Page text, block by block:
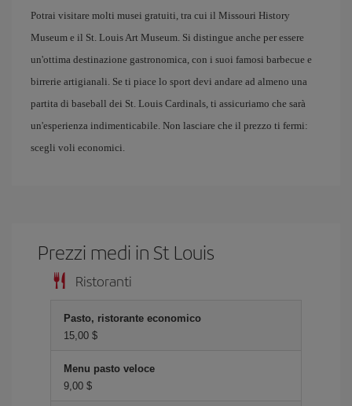
Potrai visitare molti musei gratuiti, tra cui il Missouri History
Museum e il St. Louis Art Museum. Si distingue anche per essere
un'ottima destinazione gastronomica, con i suoi famosi barbecue e
birrerie artigianali. Se ti piace lo sport devi andare ad almeno una
partita di baseball dei St. Louis Cardinals, ti assicuriamo che sarà
un'esperienza indimenticabile. Non lasciare che il prezzo ti fermi:
scegli voli economici.
Prezzi medi in St Louis
Ristoranti
Pasto, ristorante economico
15,00 $
Menu pasto veloce
9,00 $